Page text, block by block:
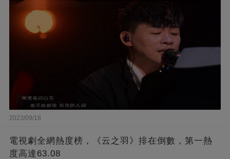
2023/09/18
電視劇全網熱度榜，《云之羽》排在倒數，第一熱
度高達63.08